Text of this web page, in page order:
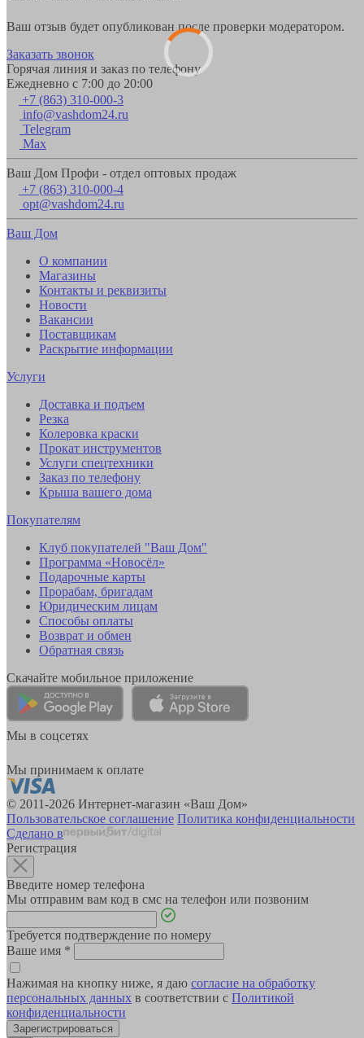
Ваш отзыв будет опубликован после проверки модератором.
Заказать звонок
Горячая линия и заказ по телефону
Ежедневно с 7:00 до 20:00
+7 (863) 310-000-3
info@vashdom24.ru
Telegram
Max
Ваш Дом Профи - отдел оптовых продаж
+7 (863) 310-000-4
opt@vashdom24.ru
Ваш Дом
О компании
Магазины
Контакты и реквизиты
Новости
Вакансии
Поставщикам
Раскрытие информации
Услуги
Доставка и подъем
Резка
Колеровка краски
Прокат инструментов
Услуги спецтехники
Заказ по телефону
Крыша вашего дома
Покупателям
Клуб покупателей "Ваш Дом"
Программа «Новосёл»
Подарочные карты
Прорабам, бригадам
Юридическим лицам
Способы оплаты
Возврат и обмен
Обратная связь
Скачайте мобильное приложение
Мы в соцсетях
Мы принимаем к оплате
© 2011-2026 Интернет-магазин «Ваш Дом»
Пользовательское соглашение Политика конфиденциальности
Сделано в
Регистрация
Введите номер телефона
Мы отправим вам код в смс на телефон или позвоним
Требуется подтверждение по номеру
Ваше имя *
Нажимая на кнопку ниже, я даю согласие на обработку
персональных данных в соответствии с Политикой
конфиденциальности
Зарегистрироваться